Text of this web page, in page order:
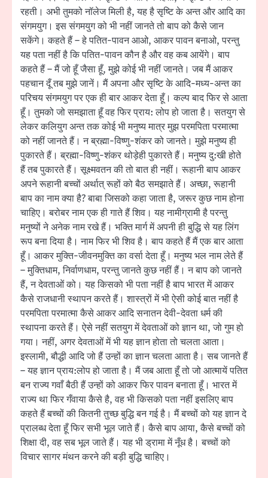
रहती। अभी तुमको नॉलेज मिली है, यह है सृष्टि के अन्त और आदि का
संगमयुग। इस संगमयुग को भी नहीं जानते तो बाप को कैसे जान
सकेंगे। कहते हैं – हे पतित-पावन आओ, आकर पावन बनाओ, परन्तु
यह पता नहीं है कि पतित-पावन कौन है और वह कब आयेंगे। बाप
कहते हैं – मैं जो हूँ जैसा हूँ, मुझे कोई भी नहीं जानते। जब मैं आकर
पहचान दूँ तब मुझे जानें। मैं अपना और सृष्टि के आदि-मध्य-अन्त का
परिचय संगमयुग पर एक ही बार आकर देता हूँ। कल्प बाद फिर से आता
हूँ। तुमको जो समझाता हूँ वह फिर प्राय: लोप हो जाता है। सतयुग से
लेकर कलियुग अन्त तक कोई भी मनुष्य मात्र मुझ परमपिता परमात्मा
को नहीं जानते हैं। न ब्रह्मा-विष्णु-शंकर को जानते। मुझे मनुष्य ही
पुकारते हैं। ब्रह्मा-विष्णु-शंकर थोड़ेही पुकारते हैं। मनुष्य दु:खी होते
हैं तब पुकारते हैं। सूक्ष्मवतन की तो बात ही नहीं। रूहानी बाप आकर
अपने रूहानी बच्चों अर्थात् रूहों को बैठ समझाते हैं। अच्छा, रूहानी
बाप का नाम क्या है? बाबा जिसको कहा जाता है, जरूर कुछ नाम होना
चाहिए। बरोबर नाम एक ही गाते हैं शिव। यह नामीग्रामी है परन्तु
मनुष्यों ने अनेक नाम रखे हैं। भक्ति मार्ग में अपनी ही बुद्धि से यह लिंग
रूप बना दिया है। नाम फिर भी शिव है। बाप कहते हैं मैं एक बार आता
हूँ। आकर मुक्ति-जीवनमुक्ति का वर्सा देता हूँ। मनुष्य भल नाम लेते हैं
– मुक्तिधाम, निर्वाणधाम, परन्तु जानते कुछ नहीं हैं। न बाप को जानते
हैं, न देवताओं को। यह किसको भी पता नहीं है बाप भारत में आकर
कैसे राजधानी स्थापन करते हैं। शास्त्रों में भी ऐसी कोई बात नहीं है
परमपिता परमात्मा कैसे आकर आदि सनातन देवी-देवता धर्म की
स्थापना करते हैं। ऐसे नहीं सतयुग में देवताओं को ज्ञान था, जो गुम हो
गया। नहीं, अगर देवताओं में भी यह ज्ञान होता तो चलता आता।
इस्लामी, बौद्धी आदि जो हैं उन्हों का ज्ञान चलता आता है। सब जानते हैं
– यह ज्ञान प्राय:लोप हो जाता है। मैं जब आता हूँ तो जो आत्मायें पतित
बन राज्य गवाँ बैठी हैं उन्हों को आकर फिर पावन बनाता हूँ। भारत में
राज्य था फिर गँवाया कैसे है, वह भी किसको पता नहीं इसलिए बाप
कहते हैं बच्चों की कितनी तुच्छ बुद्धि बन गई है। मैं बच्चों को यह ज्ञान दे
प्रालब्ध देता हूँ फिर सभी भूल जाते हैं। कैसे बाप आया, कैसे बच्चों को
शिक्षा दी, वह सब भूल जाते हैं। यह भी ड्रामा में नूँध है। बच्चों को
विचार सागर मंथन करने की बड़ी बुद्धि चाहिए।